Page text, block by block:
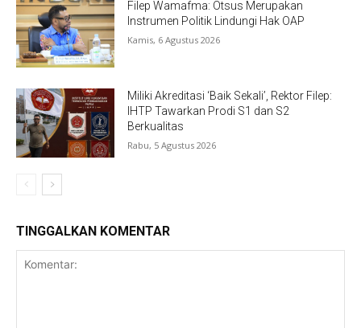
Filep Wamafma: Otsus Merupakan
Instrumen Politik Lindungi Hak OAP
Kamis, 6 Agustus 2026
Miliki Akreditasi ‘Baik Sekali’, Rektor Filep:
IHTP Tawarkan Prodi S1 dan S2
Berkualitas
Rabu, 5 Agustus 2026
TINGGALKAN KOMENTAR